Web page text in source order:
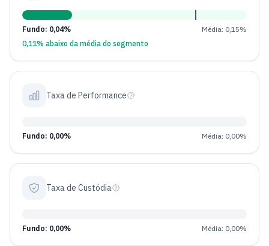
Fundo: 0,04%
Média: 0,15%
0,11% abaixo da média do segmento
Taxa de Performance
Fundo: 0,00% Média: 0,00%
Taxa de Custódia
Fundo: 0,00% Média: 0,00%